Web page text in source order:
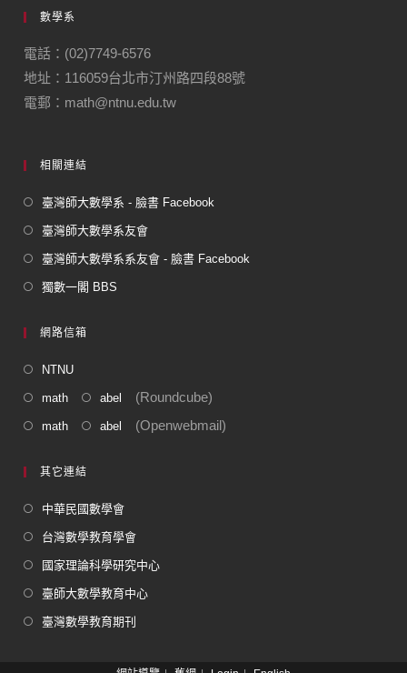
數學系
電話：(02)7749-6576
地址：116059台北市汀州路四段88號
電郵：math@ntnu.edu.tw
相關連結
臺灣師大數學系 - 臉書 Facebook
臺灣師大數學系友會
臺灣師大數學系系友會 - 臉書 Facebook
獨數一閣 BBS
網路信箱
NTNU
math abel (Roundcube)
math abel (Openwebmail)
其它連結
中華民國數學會
台灣數學教育學會
國家理論科學研究中心
臺師大數學教育中心
臺灣數學教育期刊